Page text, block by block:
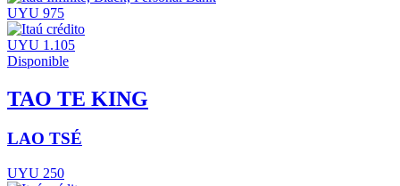
UYU 975
UYU 1.105
Disponible
TAO TE KING
LAO TSÉ
UYU 250